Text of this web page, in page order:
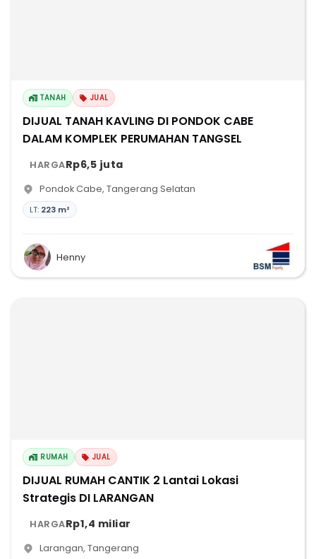
TANAH JUAL
DIJUAL TANAH KAVLING DI PONDOK CABE
DALAM KOMPLEK PERUMAHAN TANGSEL
HARGARp6,5 juta
Pondok Cabe, Tangerang Selatan
LT: 223 m²
Henny
RUMAH JUAL
DIJUAL RUMAH CANTIK 2 Lantai Lokasi
Strategis DI LARANGAN
HARGARp1,4 miliar
Larangan, Tangerang